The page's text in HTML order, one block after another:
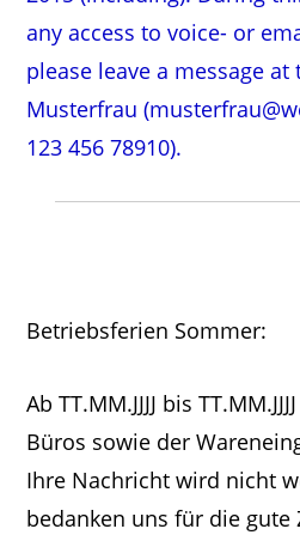
any access to voice- or
please leave a message
Musterfrau
123 456 78910).
Betriebsferien Sommer:
Ab TT.MM.JJJJ bis
Büros sowie der
Ihre Nachricht wird nicht
bedanken uns für die gute